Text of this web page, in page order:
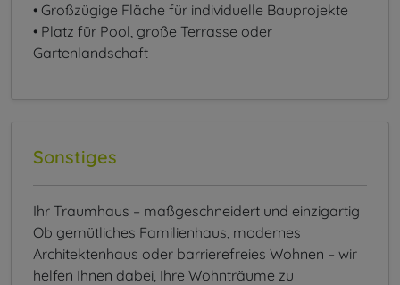
• Großzügige Fläche für individuelle Bauprojekte
• Platz für Pool, große Terrasse oder
Gartenlandschaft
Sonstiges
Ihr Traumhaus – maßgeschneidert und einzigartig
Ob gemütliches Familienhaus, modernes
Architektenhaus oder barrierefreies Wohnen – wir
helfen Ihnen dabei, Ihre Wohnträume zu